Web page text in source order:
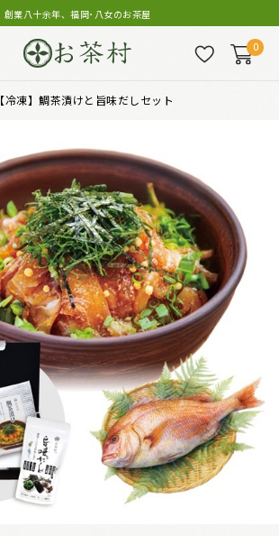
創業八十余年、福岡･八女のお茶屋
0
【冷凍】鯛茶漬けと旨味だしセット